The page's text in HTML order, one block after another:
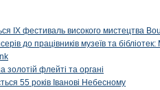
IX фестиваль високого мистецтва
до працівників музеїв та
золотій флейті та органі
55 років Іванові Небесному